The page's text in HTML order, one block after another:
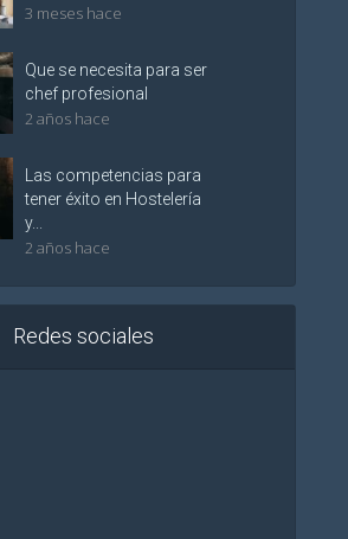
3 meses hace
Que se necesita para ser
chef profesional
2 años hace
Las competencias para
tener éxito en Hostelería
y...
2 años hace
Redes sociales